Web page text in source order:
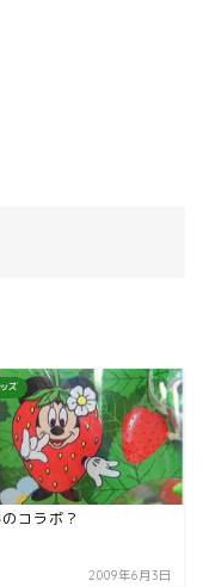
ズ
コラボ？
2009年6月3日